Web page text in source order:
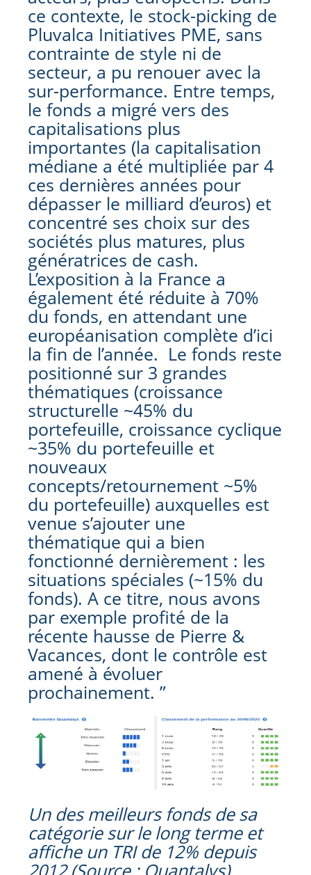
ce contexte, le stock-picking de
Pluvalca Initiatives PME, sans
contrainte de style ni de
secteur, a pu renouer avec la
sur-performance. Entre temps,
le fonds a migré vers des
capitalisations plus
importantes (la capitalisation
médiane a été multipliée par 4
ces dernières années pour
dépasser le milliard d’euros) et
concentré ses choix sur des
sociétés plus matures, plus
génératrices de cash.
L’exposition à la France a
également été réduite à 70%
du fonds, en attendant une
européanisation complète d’ici
la fin de l’année. Le fonds reste
positionné sur 3 grandes
thématiques (croissance
structurelle ~45% du
portefeuille, croissance cyclique
~35% du portefeuille et
nouveaux
concepts/retournement ~5%
du portefeuille) auxquelles est
venue s’ajouter une
thématique qui a bien
fonctionné dernièrement : les
situations spéciales (~15% du
fonds). A ce titre, nous avons
par exemple profité de la
récente hausse de Pierre &
Vacances, dont le contrôle est
amené à évoluer
prochainement. ”
Un des meilleurs fonds de sa
catégorie sur le long terme et
affiche un TRI de 12% depuis